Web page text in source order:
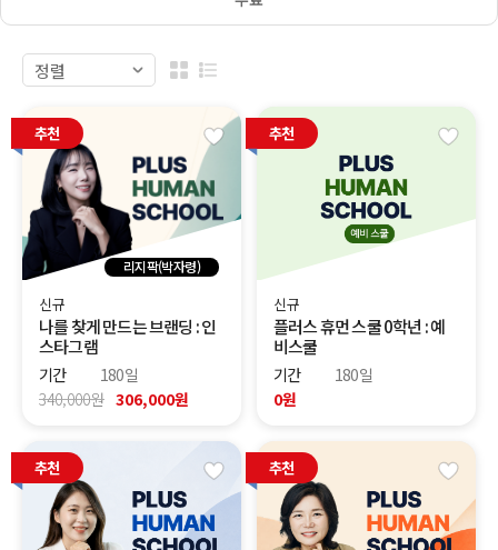
리지팍(박자령)
추천
신규
나를 찾게 만드는 브랜딩 : 인
스타그램
기간
180일
340,000원 306,000원
추천
신규
플러스 휴먼 스쿨 0학년 : 예
비스쿨
기간
180일
0원
추천 추천